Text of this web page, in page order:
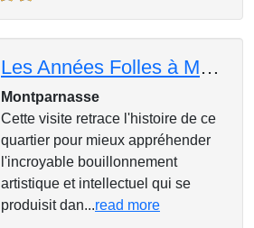
Les Années Folles à Montparnasse
Montparnasse
Cette visite retrace l'histoire de ce
quartier pour mieux appréhender
l'incroyable bouillonnement
artistique et intellectuel qui se
produisit dan...read more